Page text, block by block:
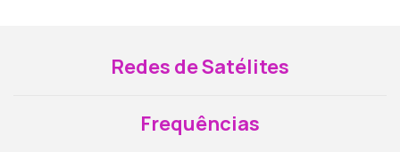
Redes de Satélites
Frequências